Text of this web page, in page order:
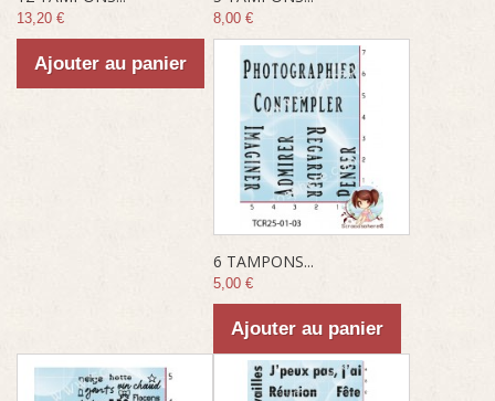
13,20 €
Ajouter au panier
8,00 €
6 TAMPONS...
5,00 €
Ajouter au panier